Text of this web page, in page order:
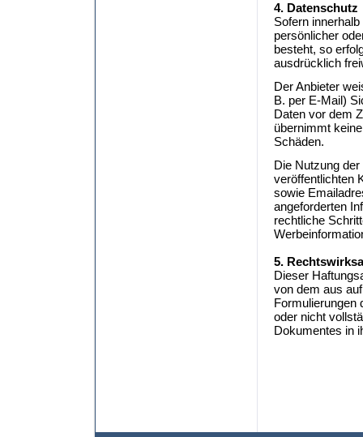
4. Datenschutz
Sofern
persönlicher
besteht, so
ausdrücklich
Der Anbieter
B. per E-Mail)
Daten vor dem
übernimmt
Schäden.
Die Nutzung
veröffentlichten
sowie
angeforderten
rechtliche
5.
Dieser
von dem aus
Formulierungen
oder nicht
Dokumentes in